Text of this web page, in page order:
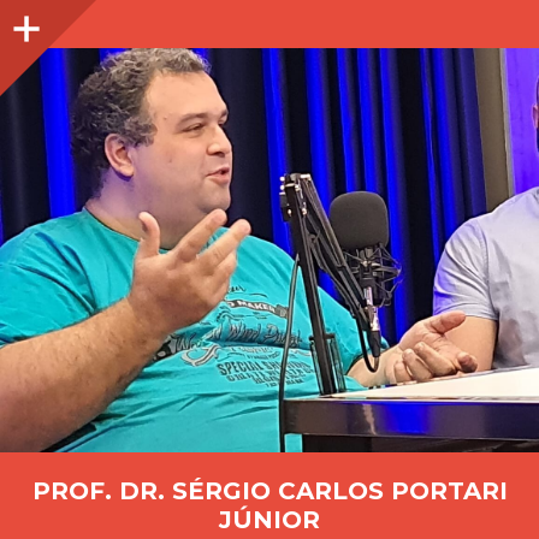
Lateral
PROF. DR. SÉRGIO CARLOS PORTARI
JÚNIOR